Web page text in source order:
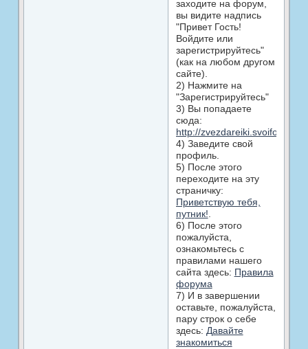
заходите на форум,
вы видите надпись
"Привет Гость!
Войдите или
зарегистрируйтесь"
(как на любом другом
сайте).
2) Нажмите на
"Зарегистрируйтесь"
3) Вы попадаете
сюда:
http://
4) Заведите свой
профиль.
5) После этого
переходите на эту
страничку:
Приветствую тебя,
путник!
6) После этого
пожалуйста,
ознакомьтесь с
правилами нашего
сайта здесь: Правила
форума
7) И в завершении
оставьте, пожалуйста,
пару строк о себе
здесь: Давайте
знакомиться